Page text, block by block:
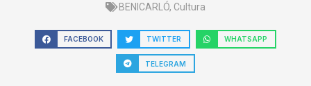
BENICARLÓ, Cultura
FACEBOOK TWITTER WHATSAPP
TELEGRAM